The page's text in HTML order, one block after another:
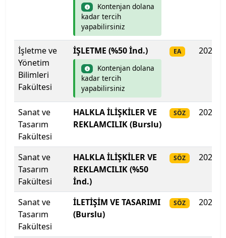
İstanbul Aydın Üniversitesi
İstanbul Beykent Üniversitesi
İstanbul Bilgi Üniversitesi
İstanbul Esenyurt Üniversitesi
İstanbul Galata Üniversitesi
İstanbul Gedik Üniversitesi
İstanbul Gelişim Üniversitesi
İstanbul Kent Üniversitesi
İstanbul Kültür Üniversitesi
İstanbul Medeniyet Üniversitesi
Kontenjan dolana
kadar tercih
yapabilirsiniz
İşletme ve
Yönetim
Bilimleri
Fakültesi
İŞLETME (%50 İnd.)
Kontenjan dolana
kadar tercih
yapabilirsiniz
EA 2025
Sanat ve
Tasarım
Fakültesi
HALKLA İLİŞKİLER VE
REKLAMCILIK (Burslu)
SÖZ 2025
Sanat ve
Tasarım
Fakültesi
HALKLA İLİŞKİLER VE
REKLAMCILIK (%50
İnd.)
SÖZ 2025
Sanat ve
Tasarım
Fakültesi
İLETİŞİM VE TASARIMI
(Burslu)
SÖZ 2025